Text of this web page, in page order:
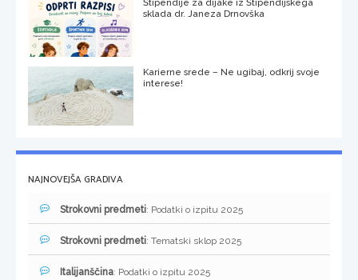
Štipendije za dijake iz Štipendijskega
sklada dr. Janeza Drnovška
Karierne srede – Ne ugibaj, odkrij svoje
interese!
NAJNOVEJŠA GRADIVA
Strokovni predmeti: Podatki o izpitu 2025
Strokovni predmeti: Tematski sklop 2025
Italijanščina: Podatki o izpitu 2025